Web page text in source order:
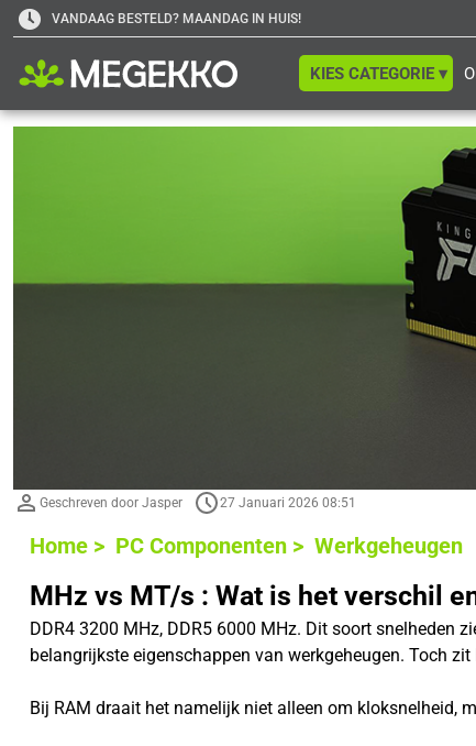
VANDAAG BESTELD? MAANDAG IN HUIS!
KIES CATEGORIE ▾
Geschreven door Jasper 27 Januari 2026 08:51
Home > PC Componenten > Werkgeheugen
MHz vs MT/s : Wat is het verschil
DDR4 3200 MHz, DDR5 6000 MHz. Dit soort snelheden
belangrijkste eigenschappen van werkgeheugen. Toch
Bij RAM draait het namelijk niet alleen om kloksnelheid,